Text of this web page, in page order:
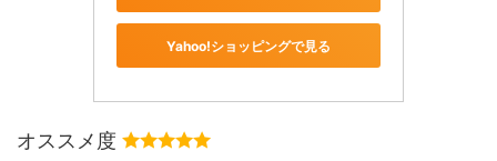
Yahoo!ショッピングで見る
オススメ度